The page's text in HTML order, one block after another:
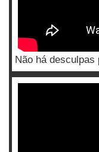
Não há